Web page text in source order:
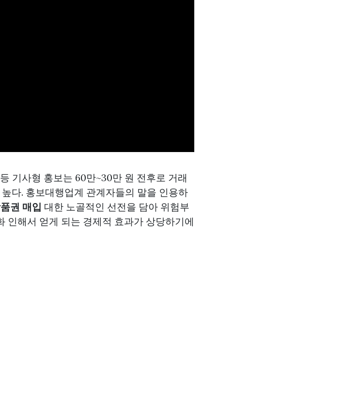
기사형 홍보는 60만~30만 원 전후로 거래
다. 홍보대행업계 관계자들의 말을 인용하
권 매입 대한 노골적인 선전을 담아 위험부
인해서 얻게 되는 경제적 효과가 상당하기에